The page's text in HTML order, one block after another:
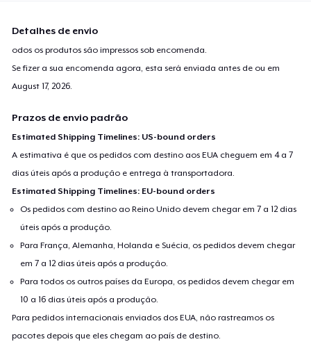
Detalhes de envio
odos os produtos são impressos sob encomenda.
Se fizer a sua encomenda agora, esta será enviada antes de ou em
August 17, 2026.
Prazos de envio padrão
Estimated Shipping Timelines: US-bound orders
A estimativa é que os pedidos com destino aos EUA cheguem em 4 a 7
dias úteis após a produção e entrega à transportadora.
Estimated Shipping Timelines: EU-bound orders
Os pedidos com destino ao Reino Unido devem chegar em 7 a 12 dias
úteis após a produção.
Para França, Alemanha, Holanda e Suécia, os pedidos devem chegar
em 7 a 12 dias úteis após a produção.
Para todos os outros países da Europa, os pedidos devem chegar em
10 a 16 dias úteis após a produção.
Para pedidos internacionais enviados dos EUA, não rastreamos os
pacotes depois que eles chegam ao país de destino.